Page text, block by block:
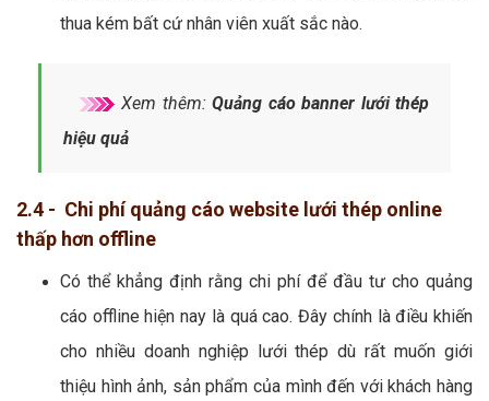
thua kém bất cứ nhân viên xuất sắc nào.
Xem thêm:Quảng cáo banner lưới thép
hiệu quả
2.4 - Chi phí quảng cáo website lưới thép online
thấp hơn offline
Có thể khẳng định rằng chi phí để đầu tư cho quảng
cáo offline hiện nay là quá cao. Đây chính là điều khiến
cho nhiều doanh nghiệp lưới thép dù rất muốn giới
thiệu hình ảnh, sản phẩm của mình đến với khách hàng